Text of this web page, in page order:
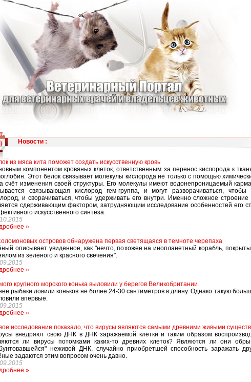
Новости :
из мяса кита поможет создать искусственную кровь
компонентом кровяных клеток, ответственным за перенос кислорода к
Этот белок связывает молекулы кислорода не только с помощью
счёт изменения своей структуры. Его молекулы имеют водонепроницаемый
связывающая кислород гем-группа, и могут разворачиваться, чтобы
и сворачиваться, чтобы удерживать его внутри. Именно сложное строение
сдерживающим фактором, затрудняющим исследование особенностей его
искусственного синтеза.
»
островов обнаружена первая светящаяся в темноте черепаха
описывает увиденное, как "нечто, похожее на инопланетный корабль,
из зелёного и красного свечения".
»
крупного морского конька выловили у берегов Великобритании
рыбаки ловили коньков не более 24-30 сантиметров в длину. Однако такую
впервые.
»
исследование показало, что вирусы являются самыми древними живыми
внедряют свою ДНК в ДНК заражаемой клетки и таким образом
ли вирусы потомками каких-то древних клеток? Являются ли они
неживой ДНК, случайно приобретшей способность заражать
задаются этим вопросом очень давно.
»